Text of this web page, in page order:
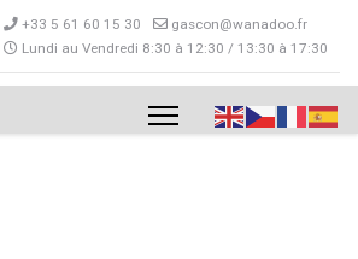
+33 5 61 60 15 30
gascon@wanadoo.fr
Lundi au Vendredi 8:30 à 12:30 / 13:30 à 17:30